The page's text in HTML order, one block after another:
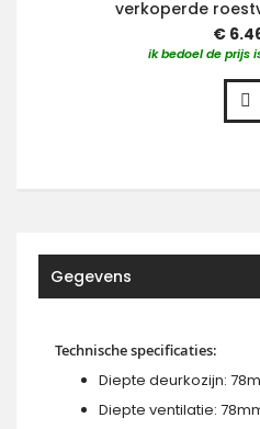
verkoperde
€
ik bedoel de prijs
Gegevens